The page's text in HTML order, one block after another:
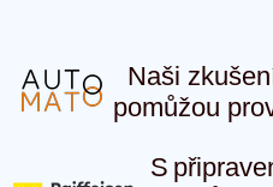
Naši
pomůžou
S